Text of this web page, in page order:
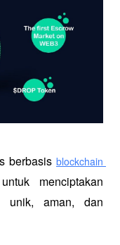
berbasis blockchain
menciptakan
unik, aman, dan